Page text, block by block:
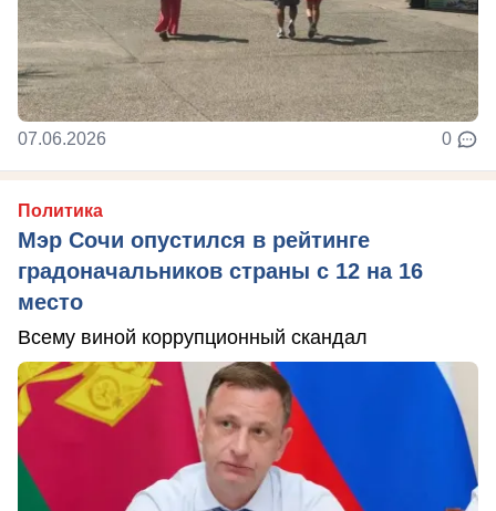
07.06.2026 0
Политика
Мэр Сочи опустился в рейтинге
градоначальников страны с 12 на 16
место
Всему виной коррупционный скандал